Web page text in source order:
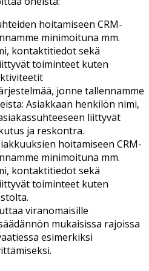
hoitamiseen CRM-
minimoituna mm.
kontaktitiedot sekä
toiminteet kuten
jonne tallennamme
Asiakkaan henkilön nimi,
liittyvät
ja reskontra.
hoitamiseen CRM-
minimoituna mm.
kontaktitiedot sekä
toiminteet kuten
viranomaisille
mukaisissa rajoissa
esimerkiksi